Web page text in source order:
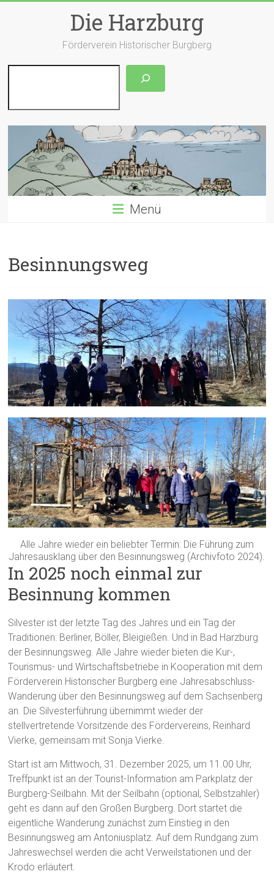
Die Harzburg
Förderverein Historischer Burgberg
Menü
Besinnungsweg
Alle Jahre wieder ein beliebter Termin: Die Führung zum
Jahresausklang über den Besinnungsweg (Archivfoto 2024).
In 2025 noch einmal zur
Besinnung kommen
Silvester ist der letzte Tag des Jahres und ein Tag der
Traditionen: Berliner, Böller, Bleigießen. Und in Bad Harzburg
der Besinnungsweg. Alle Jahre wieder bieten die Kur-,
Tourismus- und Wirtschaftsbetriebe in Kooperation mit dem
Förderverein Historischer Burgberg eine Jahresabschluss-
Wanderung über den Besinnungsweg auf dem Sachsenberg
an. Die Silvesterführung übernimmt wieder der
stellvertretende Vorsitzende des Fördervereins, Reinhard
Vierke, gemeinsam mit Sonja Vierke.
Start ist am Mittwoch, 31. Dezember 2025, um 11.00 Uhr,
Treffpunkt ist an der Tourist-Information am Parkplatz der
Burgberg-Seilbahn. Mit der Seilbahn (optional, Selbstzahler)
geht es dann auf den Großen Burgberg. Dort startet die
eigentliche Wanderung zunächst zum Einstieg in den
Besinnungsweg am Antoniusplatz. Auf dem Rundgang zum
Jahreswechsel werden die acht Verweilstationen und der
Krodo erläutert.